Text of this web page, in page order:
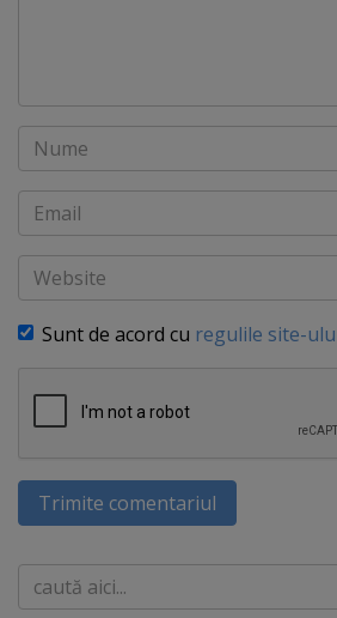
Nume
Email
Website
Sunt de acord cu regulile site-
Trimite comentariul
Caută